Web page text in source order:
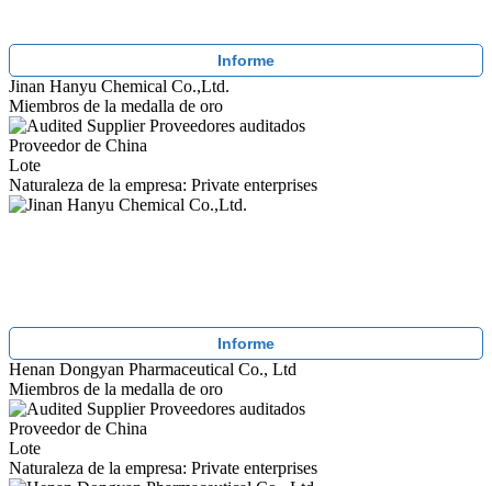
Informe
Jinan Hanyu Chemical Co.,Ltd.
Miembros de la medalla de oro
Proveedores auditados
Proveedor de China
Lote
Naturaleza de la empresa: Private enterprises
Informe
Henan Dongyan Pharmaceutical Co., Ltd
Miembros de la medalla de oro
Proveedores auditados
Proveedor de China
Lote
Naturaleza de la empresa: Private enterprises